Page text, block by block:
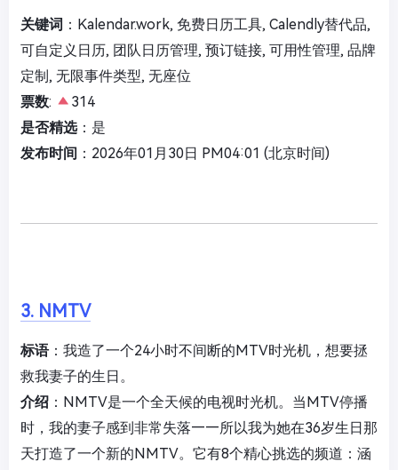
关键词 ：Kalendar.work, 免费日历工具, Calendly替代品,
可自定义日历, 团队日历管理, 预订链接, 可用性管理, 品牌
定制, 无限事件类型, 无座位
票数:
314
是否精选：是
发布时间 ：2026年01月30日 PM04:01 (北京时间)
3. NMTV
标语：我造了一个24小时不间断的MTV时光机，想要拯
救我妻子的生日。
介绍 ：NMTV是一个全天候的电视时光机。当MTV停播
时，我的妻子感到非常失落——所以我为她在36岁生日那
天打造了一个新的NMTV。它有8个精心挑选的频道：涵